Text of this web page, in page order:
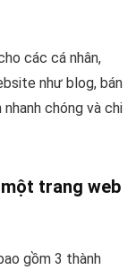
các cá nhân,
như blog, bán
chóng và chi
trang web
gồm 3 thành